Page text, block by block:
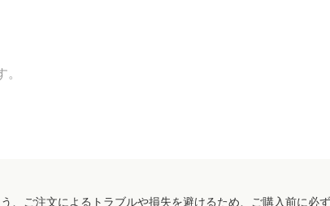
、ご注文によるトラブルや損失を避けるため、ご購入前に必